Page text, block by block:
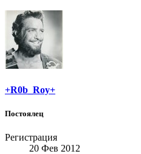
+R0b_Roy+
Постоялец
Регистрация
20 Фев 2012